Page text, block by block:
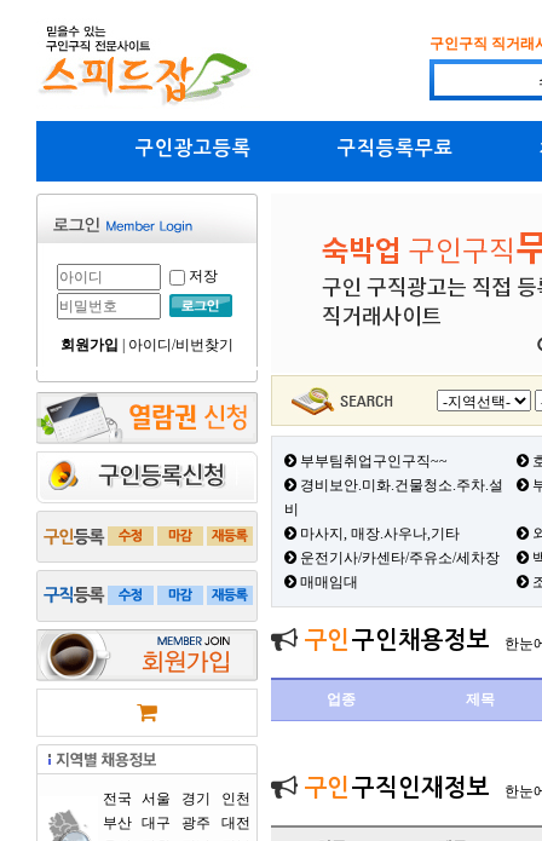
구인구직 직거래
구인광고등록 구직등록무료
저장
회원가입 아이디/비번찾기
전국 서울 경기
인천
부산 대구 광주
대전
부부팀취업구인구직~~
경비보안.미화.건물청소.주차.설
비
마사지, 매장.사우나,기타
운전기사/카센타/주유소/세차장
매매임대
구인 구인채용정보 한눈
업종 제목
구인 구직인재정보 한눈